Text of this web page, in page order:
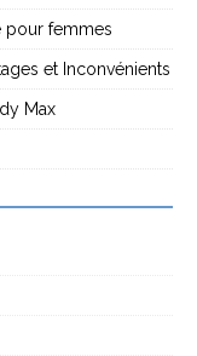
pour femmes
et Inconvénients
Max